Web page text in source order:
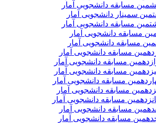
مسابقه دانشجویی آمار
سمینار دانشجویی آمار
مسابقه دانشجویی آمار
مسابقه دانشجویی آمار
مسابقه دانشجویی آمار
مسابقه دانشجویی آمار
مسابقه دانشجویی آمار
مسابقه دانشجویی آمار
مسابقه دانشجویی آمار
مسابقه دانشجویی آمار
مسابقه دانشجویی آمار
مسابقه دانشجویی آمار
مسابقه دانشجویی آمار